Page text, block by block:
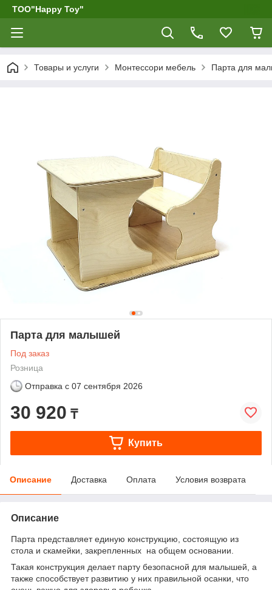
ТОО"Happy Toy"
Товары и услуги Монтессори мебель Парта для
Парта для малышей
Под заказ
Розница
Отправка с 07 сентября 2026
30 920 ₸
Купить
Описание Доставка Оплата Условия возврата
Описание
Парта представляет единую конструкцию, состоящую из
стола и скамейки, закрепленных на общем основании.
Такая конструкция делает парту безопасной для малышей, а
также способствует развитию у них правильной осанки, что